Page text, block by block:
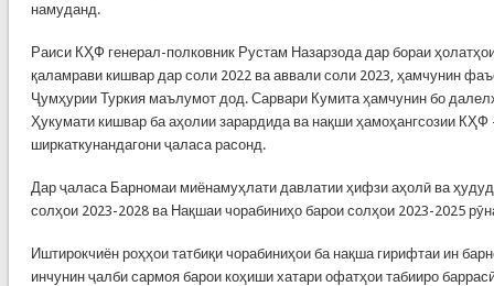
намуданд.
Раиси КҲФ генерал-полковник Рустам Назарзода дар бораи
қаламрави кишвар дар соли 2022 ва аввали соли 2023, ҳамчунин
Ҷумҳурии Туркия маълумот дод. Сарвари Кумита ҳамчунин бо
Ҳукумати кишвар ба аҳолии зарардида ва нақши ҳамоҳангсозии КҲФ
ширкаткунандагони ҷаласа расонд.
Дар ҷаласа Барномаи миёнамуҳлати давлатии ҳифзи аҳолӣ ва
солҳои 2023-2028 ва Нақшаи чорабиниҳо барои солҳои 2023-2025
Иштирокчиён роҳҳои татбиқи чорабиниҳои ба нақша гирифтаи ин
инчунин ҷалби сармоя барои коҳиши хатари офатҳои табииро